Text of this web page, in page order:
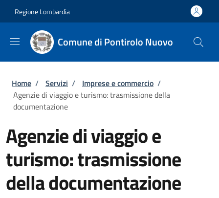
Regione Lombardia
Comune di Pontirolo Nuovo
Briciole di pane
Home / Servizi / Imprese e commercio /
Agenzie di viaggio e turismo: trasmissione della
documentazione
Agenzie di viaggio e
turismo: trasmissione
della documentazione